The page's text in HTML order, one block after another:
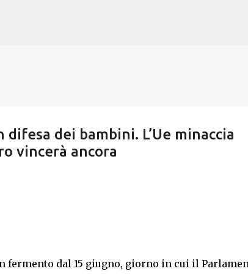
dei bambini. L’Ue minaccia
vincerà ancora
fermento dal 15 giugno, giorno in cui il